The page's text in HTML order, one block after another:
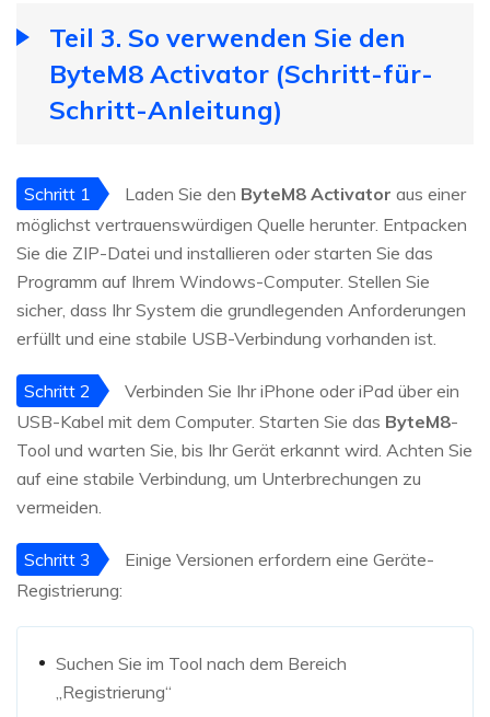
Teil 3. So verwenden Sie den
ByteM8 Activator (Schritt-für-
Schritt-Anleitung)
Schritt 1 Laden Sie den ByteM8 Activator aus einer
möglichst vertrauenswürdigen Quelle herunter. Entpacken
Sie die ZIP-Datei und installieren oder starten Sie das
Programm auf Ihrem Windows-Computer. Stellen Sie
sicher, dass Ihr System die grundlegenden Anforderungen
erfüllt und eine stabile USB-Verbindung vorhanden ist.
Schritt 2
Verbinden Sie Ihr iPhone oder iPad über ein
USB-Kabel mit dem Computer. Starten Sie das ByteM8-
Tool und warten Sie, bis Ihr Gerät erkannt wird. Achten Sie
auf eine stabile Verbindung, um Unterbrechungen zu
vermeiden.
Schritt 3
Einige Versionen erfordern eine Geräte-
Registrierung:
Suchen Sie im Tool nach dem Bereich
„Registrierung“